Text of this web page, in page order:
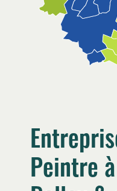
Peintre